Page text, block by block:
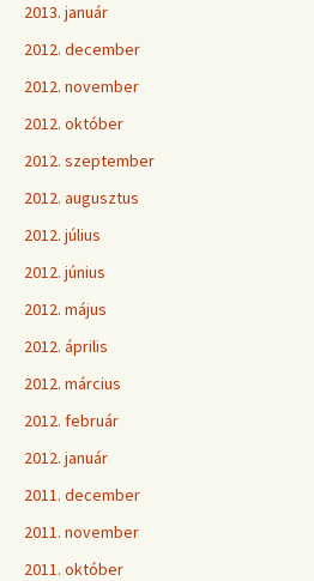
2013. január
2012. december
2012. november
2012. október
2012. szeptember
2012. augusztus
2012. július
2012. június
2012. május
2012. április
2012. március
2012. február
2012. január
2011. december
2011. november
2011. október